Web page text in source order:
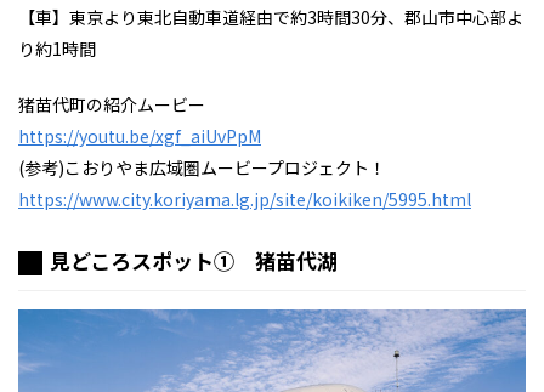
【車】東京より東北自動車道経由で約3時間30分、郡山市中心部よ
り約1時間
猪苗代町の紹介ムービー
https://youtu.be/xgf_aiUvPpM
(参考)こおりやま広域圏ムービープロジェクト！
https://www.city.koriyama.lg.jp/site/koikiken/5995.html
見どころスポット① 猪苗代湖